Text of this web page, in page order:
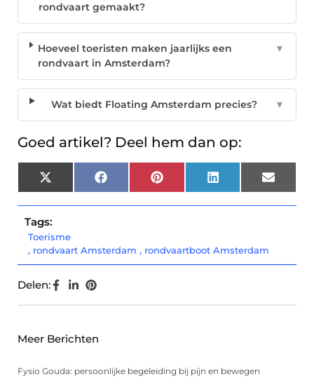
rondvaart gemaakt?
Hoeveel toeristen maken jaarlijks een
rondvaart in Amsterdam?
▼
Wat biedt Floating Amsterdam precies? ▼
Goed artikel? Deel hem dan op:
X
(Twitter)
Facebook Pinterest LinkedIn Email
Tags:
Toerisme
, rondvaart Amsterdam , rondvaartboot Amsterdam
Delen:
Meer Berichten
Fysio Gouda: persoonlijke begeleiding bij pijn en bewegen